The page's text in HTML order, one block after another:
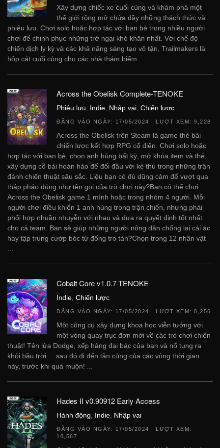
Xây dựng chiếc xe cuối cùng và khám phá một
thế giới rộng mở chứa đầy những thách thức và
phiêu lưu. Chơi solo hoặc hợp tác với bạn bè trong nhiều người
chơi để chinh phục những trở ngại khó khăn nhất. Với chế độ
chiến dịch ly kỳ và các khả năng sáng tạo vô tận, Trailmakers là
hộp cát cuối cùng cho các nhà thám hiểm. ...
Across the Obelisk Complete-TENOKE
Phiêu lưu Indie Nhập vai Chiến lược
ĐĂNG VÀO NGÀY: 17/05/2024 | LƯỢT XEM: 9,228
Across the Obelisk trên Steam là game thẻ bài
chiến lược kết hợp RPG cổ điển. Chơi solo hoặc
hợp tác với bạn bè, chọn anh hùng bất kỳ, mở khóa item và thẻ,
xây dựng cỗ bài hoàn hảo để đối đầu với kẻ thù trong những trận
đánh chiến thuật sâu sắc. Liệu bạn có đủ dũng cảm để vượt qua
tháp pháo đúng như tên gọi của trò chơi này?Bạn có thể chơi
Across the Obelisk game 1 mình hoặc trong nhóm 4 người. Mỗi
người chơi điều khiển 1 anh hùng trong trận chiến, nhưng phải
phối hợp nhuần nhuyễn với nhau và đưa ra quyết định tốt nhất
cho cả team. Bạn sẽ giúp những người nông dân chống lại cái ác
hay tập trung cướp bóc từ đống tro tàn?Chọn trong 12 nhân vật
Cobalt Core v1.0.7-TENOKE
Indie Chiến lược
ĐĂNG VÀO NGÀY: 17/05/2024 | LƯỢT XEM: 8,256
Một công cụ xây dựng khoa học viễn tưởng với
một vòng quay trục đơn mới về các trò chơi chiến
thuật! Tên lửa Dodge, xếp hàng đại bác của bạn và nổ tung ra
khỏi bầu trời ... sau đó đi đến tận cùng của các vòng thời gian
này, trước khi quá muộn! ...
Hades II v0.90912 Early Access
Hành động Indie Nhập vai
ĐĂNG VÀO NGÀY: 17/05/2024 | LƯỢT XEM:
10,567